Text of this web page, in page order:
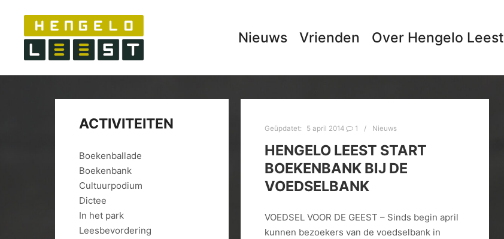
Nieuws Vrienden Over Hengelo Leest
Geüpdatet: 5 april 2014 1 Nieuws
HENGELO LEEST START
BOEKENBANK BIJ DE
VOEDSELBANK
VOEDSEL VOOR DE GEEST – Sinds begin april
kunnen bezoekers van de voedselbank in
ACTIVITEITEN
Boekenballade
Boekenbank
Cultuurpodium
Dictee
In het park
Leesbevordering